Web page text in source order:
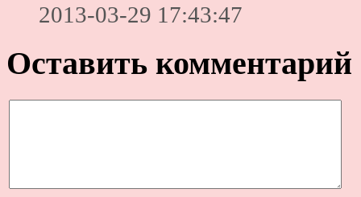
2013-03-29 17:43:47
Оставить комментарий